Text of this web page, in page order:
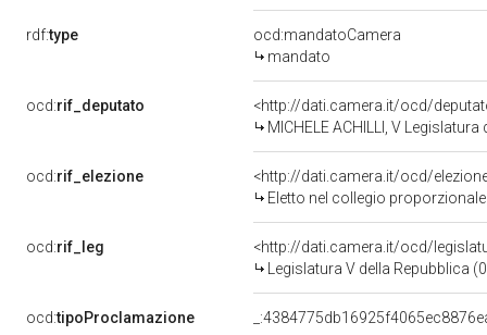
rdf:type
ocd:mandatoCamera
mandato
ocd:rif_deputato
<http://dati.camera.it/ocd/
MICHELE ACHILLI, V
ocd:rif_elezione
<http://dati.camera.it/ocd/
Eletto nel collegio
ocd:rif_leg
<http://dati.camera.it/ocd/
Legislatura V della Repubblica
ocd:tipoProclamazione